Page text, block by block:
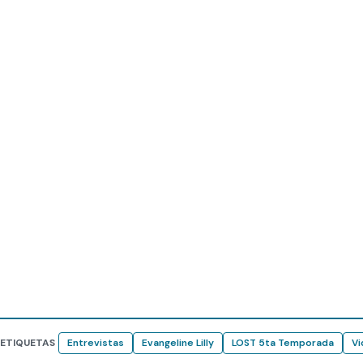
ETIQUETAS Entrevistas Evangeline Lilly LOST 5ta Temporada